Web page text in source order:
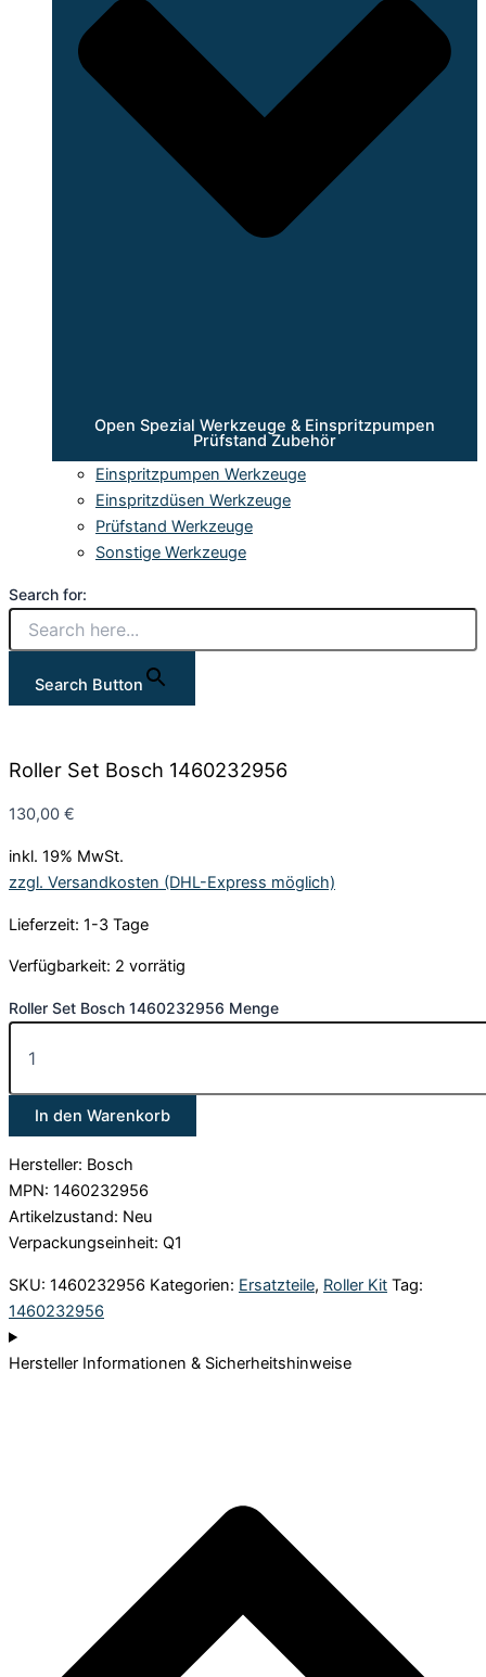
Open Spezial Werkzeuge & Einspritzpumpen
Prüfstand Zubehör
Einspritzpumpen Werkzeuge
Einspritzdüsen Werkzeuge
Prüfstand Werkzeuge
Sonstige Werkzeuge
Search for:
Search Button
Roller Set Bosch 1460232956
130,00 €
inkl. 19% MwSt.
zzgl. Versandkosten (DHL-Express möglich)
Lieferzeit: 1-3 Tage
Verfügbarkeit: 2 vorrätig
Roller Set Bosch 1460232956 Menge
In den Warenkorb
Hersteller: Bosch
MPN: 1460232956
Artikelzustand: Neu
Verpackungseinheit: Q1
SKU: 1460232956 Kategorien: Ersatzteile, Roller Kit Tag:
1460232956
Hersteller Informationen & Sicherheitshinweise